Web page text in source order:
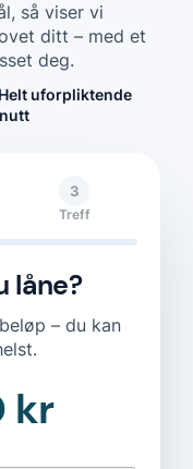
så viser vi
ditt – med et
deg.
Helt uforpliktende
3
Treff
låne?
– du kan
kr